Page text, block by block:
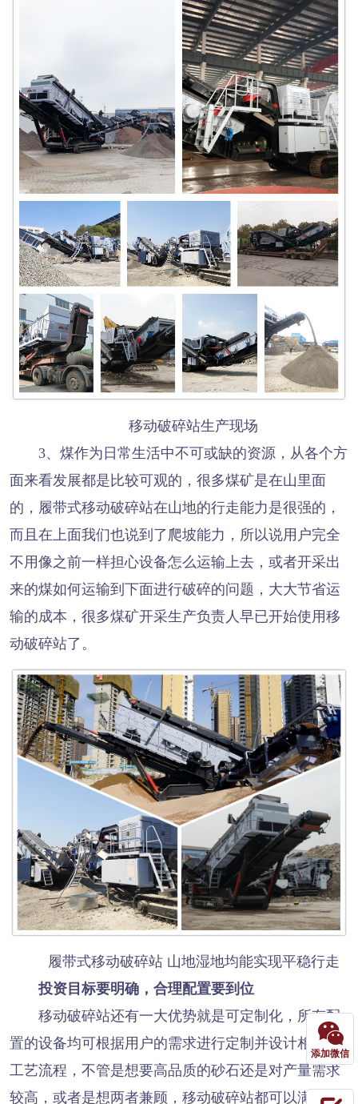
移动破碎站生产现场
3、煤作为日常生活中不可或缺的资源，从各个方
面来看发展都是比较可观的，很多煤矿是在山里面
的，履带式移动破碎站在山地的行走能力是很强的，
而且在上面我们也说到了爬坡能力，所以说用户完全
不用像之前一样担心设备怎么运输上去，或者开采出
来的煤如何运输到下面进行破碎的问题，大大节省运
输的成本，很多煤矿开采生产负责人早已开始使用移
动破碎站了。
履带式移动破碎站 山地湿地均能实现平稳行走
投资目标要明确，合理配置要到位
移动破碎站还有一大优势就是可定制化，所有配
置的设备均可根据用户的需求进行定制并设计相应的
工艺流程，不管是想要高品质的砂石还是对产量需求
较高，或者是想两者兼顾，移动破碎站都可以满足，
添加微信